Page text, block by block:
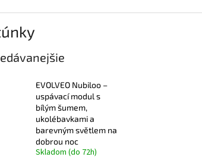
EVOLVEO Nubiloo –
uspávací modul s
bílým šumem,
ukolébavkami a
barevným světlem na
dobrou noc
Skladom (do 72h)